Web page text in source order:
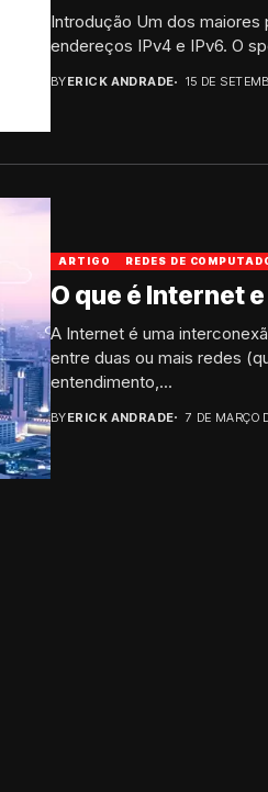
Introdução Um dos
endereços IPv4 e IPv6. O
BYERICK ANDRADE 15 DE
ARTIGO REDES DE
O que é Internet
A Internet é uma
entre duas ou mais redes
entendimento,...
BYERICK ANDRADE 7 DE MARÇO